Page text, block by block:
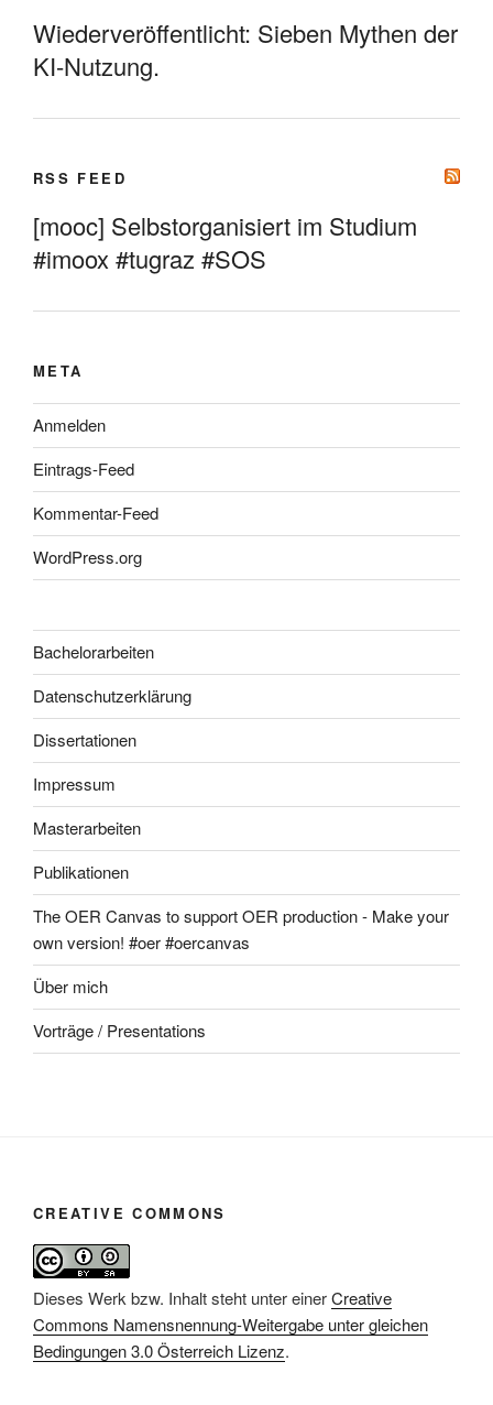
Wiederveröffentlicht: Sieben Mythen der
KI-Nutzung.
RSS FEED
[mooc] Selbstorganisiert im Studium
#imoox #tugraz #SOS
META
Anmelden
Eintrags-Feed
Kommentar-Feed
WordPress.org
Bachelorarbeiten
Datenschutzerklärung
Dissertationen
Impressum
Masterarbeiten
Publikationen
The OER Canvas to support OER production - Make your
own version! #oer #oercanvas
Über mich
Vorträge / Presentations
CREATIVE COMMONS
Dieses Werk bzw. Inhalt steht unter einerCreative
Commons Namensnennung-Weitergabe unter gleichen
Bedingungen 3.0 Österreich Lizenz.